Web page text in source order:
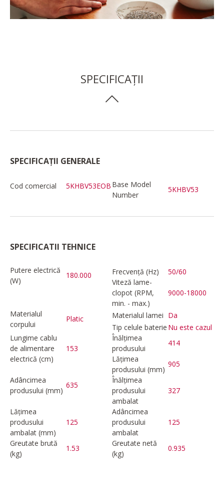
SPECIFICAȚII
SPECIFICAȚII GENERALE
Cod comercial 5KHBV53EOB Base Model
Number
5KHBV53
SPECIFICATII TEHNICE
Putere electrică
(W)
180.000 Frecvență (Hz)
50/60
Viteză lame-
clopot (RPM,
min. - max.)
9000-18000
Materialul
corpului
Platic Materialul lamei Da
Tip celule baterie Nu este cazul
Lungime cablu
de alimentare
electrică (cm)
153
Înălțimea
produsului
414
Lățimea
produsului (mm)
905
Adâncimea
produsului (mm)
635
Înălțimea
produsului
ambalat
327
Lățimea
produsului
ambalat (mm)
125
Adâncimea
produsului
ambalat
125
Greutate brută
(kg)
1.53
Greutate netă
(kg)
0.935